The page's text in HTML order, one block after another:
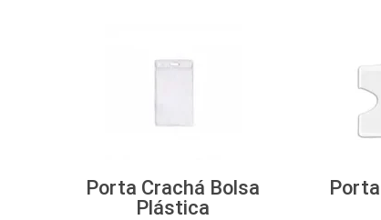
Porta Crachá Bolsa
Plástica